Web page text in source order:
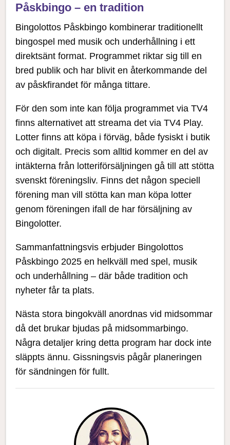
Påskbingo – en tradition
Bingolottos Påskbingo kombinerar traditionellt
bingospel med musik och underhållning i ett
direktsänt format. Programmet riktar sig till en
bred publik och har blivit en återkommande del
av påskfirandet för många tittare.
För den som inte kan följa programmet via TV4
finns alternativet att streama det via TV4 Play.
Lotter finns att köpa i förväg, både fysiskt i butik
och digitalt. Precis som alltid kommer en del av
intäkterna från lotteriförsäljningen gå till att stötta
svenskt föreningsliv. Finns det någon speciell
förening man vill stötta kan man köpa lotter
genom föreningen ifall de har försäljning av
Bingolotter.
Sammanfattningsvis erbjuder Bingolottos
Påskbingo 2025 en helkväll med spel, musik
och underhållning – där både tradition och
nyheter får ta plats.
Nästa stora bingokväll anordnas vid midsommar
då det brukar bjudas på midsommarbingo.
Några detaljer kring detta program har dock inte
släppts ännu. Gissningsvis pågår planeringen
för sändningen för fullt.